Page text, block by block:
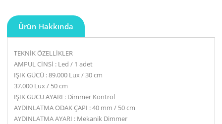
Ürün Hakkında
TEKNİK ÖZELLİKLER
AMPUL CİNSİ : Led / 1 adet
IŞIK GÜCÜ : 89.000 Lux / 30 cm
37.000 Lux / 50 cm
IŞIK GÜCÜ AYARI : Dimmer Kontrol
AYDINLATMA ODAK ÇAPI : 40 mm / 50 cm
AYDINLATMA AYARI : Mekanik Dimmer